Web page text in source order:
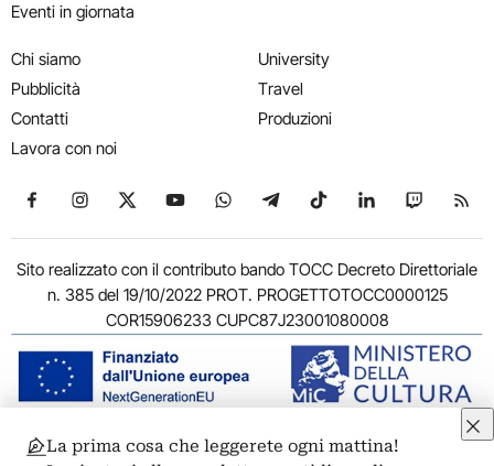
Eventi in giornata
Chi siamo
Pubblicità
Contatti
Lavora con noi
University
Travel
Produzioni
Seguici su Facebook
Seguici su Instagram
Seguici su X
Seguici su YouTube
Seguici su WhatsApp
Seguici su Telegram
Seguici su TikTok
Seguici su
Seguici
Sito realizzato con il contributo bando TOCC Decreto Direttoriale
n. 385 del 19/10/2022 PROT. PROGETTOTOCC0000125
COR15906233 CUPC87J23001080008
© 2011-2026 ARTRIBUNE srl – Corso Vittorio Emanuele II, 287 –
La prima cosa che leggerete ogni mattina!